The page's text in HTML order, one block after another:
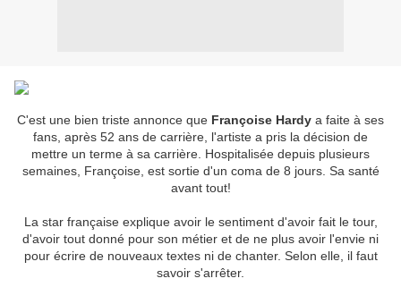
C'est une bien triste annonce que Françoise Hardy a faite à ses
fans, après 52 ans de carrière, l'artiste a pris la décision de
mettre un terme à sa carrière. Hospitalisée depuis plusieurs
semaines, Françoise, est sortie d'un coma de 8 jours. Sa santé
avant tout!
La star française explique avoir le sentiment d'avoir fait le tour,
d'avoir tout donné pour son métier et de ne plus avoir l'envie ni
pour écrire de nouveaux textes ni de chanter. Selon elle, il faut
savoir s'arrêter.